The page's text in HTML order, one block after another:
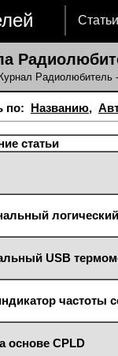
Статьи
Радиолюбитель
по: Названию,
статьи
USB
частоты
основе CPLD